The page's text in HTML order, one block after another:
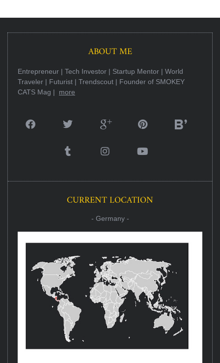
ABOUT ME
Entrepreneur | Tech Investor | Startup Mentor | World
Traveler | Futurist | Trendscout | Founder of SMOKEY
CATS Mag | more
CURRENT LOCATION
- Germany -